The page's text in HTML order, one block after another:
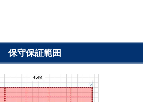
保守保証範囲